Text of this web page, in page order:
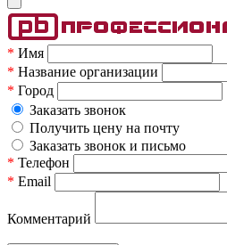
* Имя
* Название организации
* Город
Заказать звонок
Получить цену на почту
Заказать звонок и письмо
* Телефон
* Email
Комментарий